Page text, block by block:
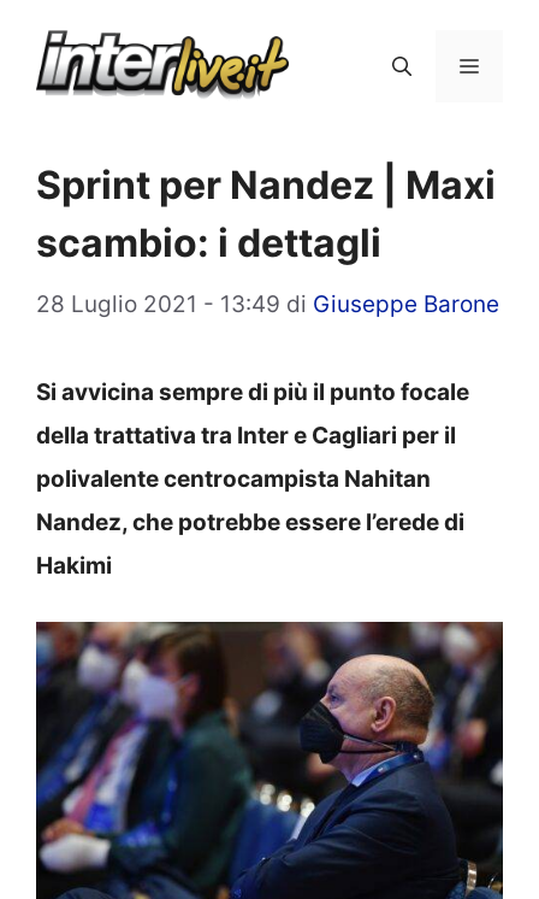
Menu
Sprint per Nandez | Maxi
scambio: i dettagli
28 Luglio 2021 - 13:49 di Giuseppe Barone
Si avvicina sempre di più il punto focale
della trattativa tra Inter e Cagliari per il
polivalente centrocampista Nahitan
Nandez, che potrebbe essere l’erede di
Hakimi